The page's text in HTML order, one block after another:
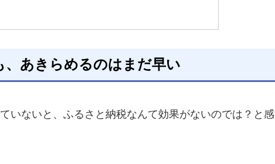
あきらめるのはまだ早い
いないと、ふるさと納税なんて効果がないのでは？と感